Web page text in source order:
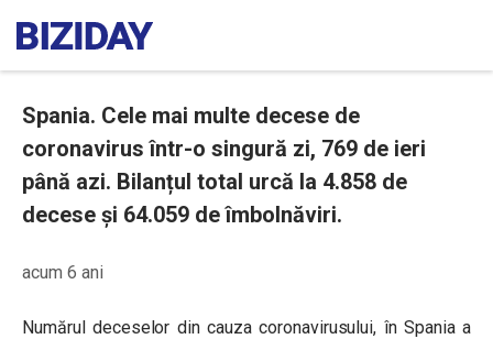
Spania. Cele mai multe decese de
coronavirus într-o singură zi, 769 de ieri
până azi. Bilanțul total urcă la 4.858 de
decese și 64.059 de îmbolnăviri.
acum 6 ani
Numărul deceselor din cauza coronavirusului, în Spania a